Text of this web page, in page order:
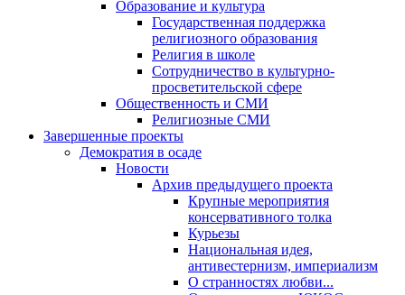
Образование и культура
Государственная поддержка
религиозного образования
Религия в школе
Сотрудничество в культурно-
просветительской сфере
Общественность и СМИ
Религиозные СМИ
Завершенные проекты
Демократия в осаде
Новости
Архив предыдущего проекта
Крупные мероприятия
консервативного толка
Курьезы
Национальная идея,
антивестернизм, империализм
О странностях любви...